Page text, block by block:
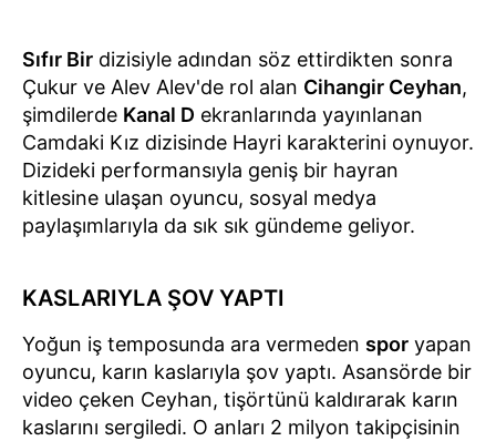
Sıfır Bir dizisiyle adından söz ettirdikten sonra
Çukur ve Alev Alev'de rol alan Cihangir Ceyhan,
şimdilerde Kanal D ekranlarında yayınlanan
Camdaki Kız dizisinde Hayri karakterini oynuyor.
Dizideki performansıyla geniş bir hayran
kitlesine ulaşan oyuncu, sosyal medya
paylaşımlarıyla da sık sık gündeme geliyor.
KASLARIYLA ŞOV YAPTI
Yoğun iş temposunda ara vermeden spor yapan
oyuncu, karın kaslarıyla şov yaptı. Asansörde bir
video çeken Ceyhan, tişörtünü kaldırarak karın
kaslarını sergiledi. O anları 2 milyon takipçisinin